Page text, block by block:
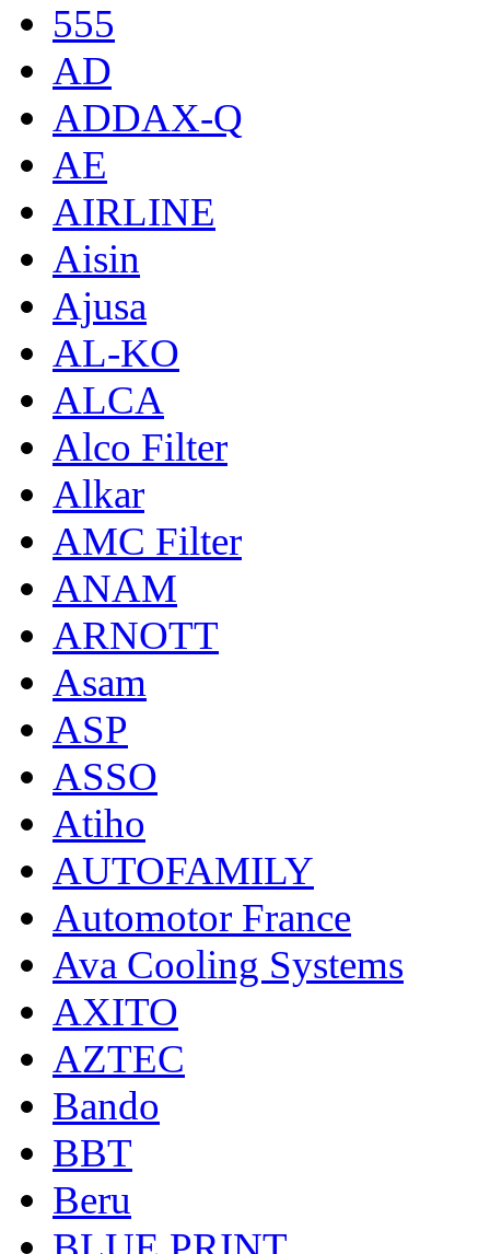
555
AD
ADDAX-Q
AE
AIRLINE
Aisin
Ajusa
AL-KO
ALCA
Alco Filter
Alkar
AMC Filter
ANAM
ARNOTT
Asam
ASP
ASSO
Atiho
AUTOFAMILY
Automotor France
Ava Cooling Systems
AXITO
AZTEC
Bando
BBT
Beru